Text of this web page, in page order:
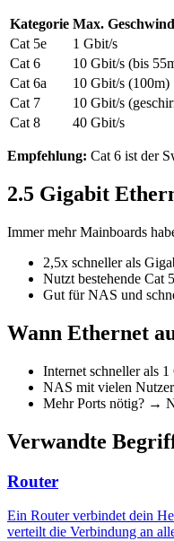
Kategorie Max.
Cat 5e
1 Gbit/s
Cat 6
10 Gbit/s (bis
Cat 6a
10 Gbit/s (100m)
Cat 7
10 Gbit/s
Cat 8
40 Gbit/s
Empfehlung: Cat 6 ist der
2.5 Gigabit
Immer mehr Mainboards
2,5x schneller als
Nutzt bestehende Cat
Gut für NAS und
Wann Ethernet
Internet schneller als
NAS mit vielen
Mehr Ports nötig? →
Verwandte
Router
Ein Router verbindet dein
verteilt die Verbindung an